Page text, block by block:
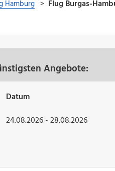
Angebote:
Datum
24.08.2026 - 28.08.2026